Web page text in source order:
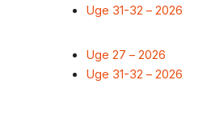
Uge 31-32 – 2026
Uge 27 – 2026
Uge 31-32 – 2026